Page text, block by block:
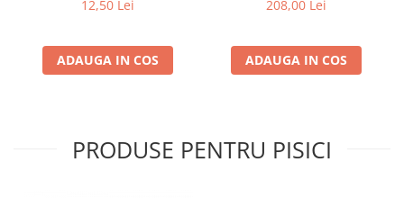
12,50 Lei
ADAUGA IN COS
208,00 Lei
ADAUGA IN COS
PRODUSE PENTRU PISICI